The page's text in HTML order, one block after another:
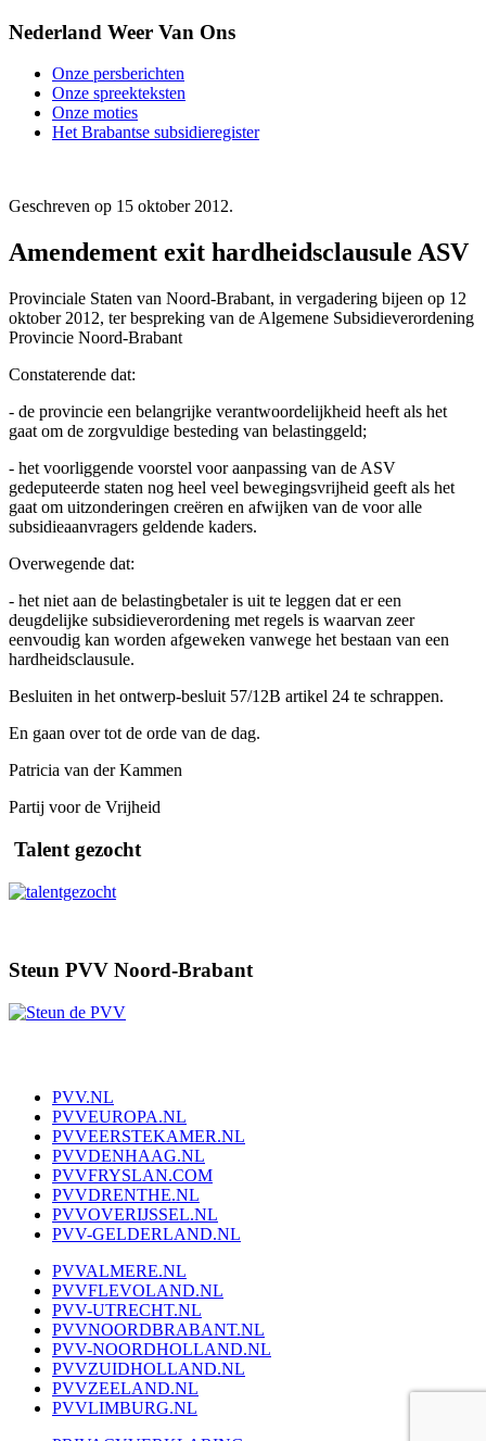
Nederland Weer Van Ons
Onze persberichten
Onze spreekteksten
Onze moties
Het Brabantse subsidieregister
Geschreven op 15 oktober 2012.
Amendement exit hardheidsclausule ASV
Provinciale Staten van Noord-Brabant, in vergadering bijeen op 12
oktober 2012, ter bespreking van de Algemene Subsidieverordening
Provincie Noord-Brabant
Constaterende dat:
- de provincie een belangrijke verantwoordelijkheid heeft als het
gaat om de zorgvuldige besteding van belastinggeld;
- het voorliggende voorstel voor aanpassing van de ASV
gedeputeerde staten nog heel veel bewegingsvrijheid geeft als het
gaat om uitzonderingen creëren en afwijken van de voor alle
subsidieaanvragers geldende kaders.
Overwegende dat:
- het niet aan de belastingbetaler is uit te leggen dat er een
deugdelijke subsidieverordening met regels is waarvan zeer
eenvoudig kan worden afgeweken vanwege het bestaan van een
hardheidsclausule.
Besluiten in het ontwerp-besluit 57/12B artikel 24 te schrappen.
En gaan over tot de orde van de dag.
Patricia van der Kammen
Partij voor de Vrijheid
Talent gezocht
Steun PVV Noord-Brabant
PVV.NL
PVVEUROPA.NL
PVVEERSTEKAMER.NL
PVVDENHAAG.NL
PVVFRYSLAN.COM
PVVDRENTHE.NL
PVVOVERIJSSEL.NL
PVV-GELDERLAND.NL
PVVALMERE.NL
PVVFLEVOLAND.NL
PVV-UTRECHT.NL
PVVNOORDBRABANT.NL
PVV-NOORDHOLLAND.NL
PVVZUIDHOLLAND.NL
PVVZEELAND.NL
PVVLIMBURG.NL